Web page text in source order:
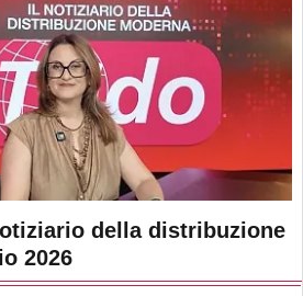
della distribuzione
2026